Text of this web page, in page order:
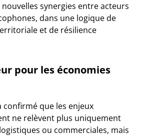
synergies entre acteurs
dans une logique de
et de résilience
pour les économies
confirmé que les enjeux
ne relèvent plus uniquement
ou commerciales, mais